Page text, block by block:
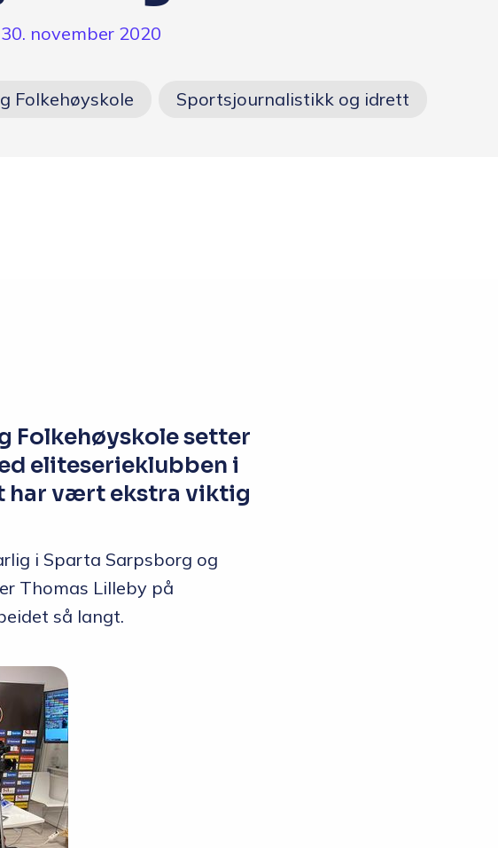
Ansatte
30. november 2020
Folkehøyskole Sportsjournalistikk og idrett
Folkehøyskole setter
eliteserieklubben i
har vært ekstra viktig
i Sparta Sarpsborg og
Thomas Lilleby på
så langt.